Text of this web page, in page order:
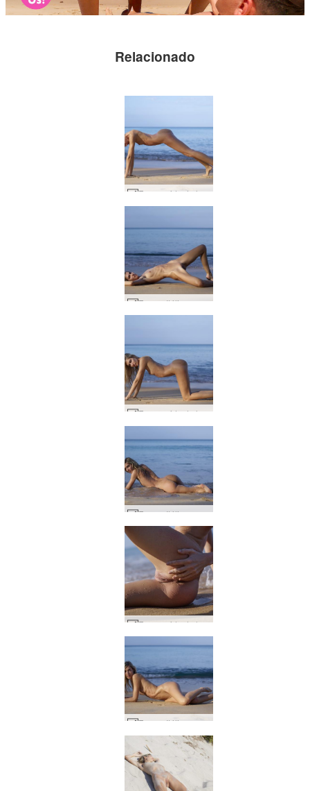
Relacionado
Francy vida de lazer #19
Francy Itália encontra a Tailândia #17
Francy vida de lazer #15
Francy Itália encontra a Tailândia #44
Francy vida de lazer #31
Francy Itália encontra a Tailândia #28